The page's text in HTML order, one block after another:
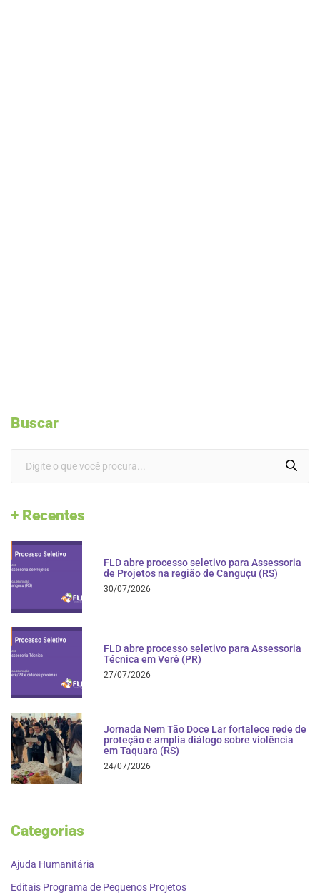
Buscar
+ Recentes
FLD abre processo seletivo para Assessoria
de Projetos na região de Canguçu (RS)
30/07/2026
FLD abre processo seletivo para Assessoria
Técnica em Verê (PR)
27/07/2026
Jornada Nem Tão Doce Lar fortalece rede de
proteção e amplia diálogo sobre violência
em Taquara (RS)
24/07/2026
Categorias
Ajuda Humanitária
Editais Programa de Pequenos Projetos